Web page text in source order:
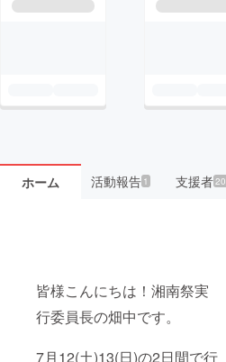
ホーム 活動報告1 支援者20
皆様こんにちは！湘南祭実
行委員長の畑中です。
7月12(土)13(日)の2日間で行